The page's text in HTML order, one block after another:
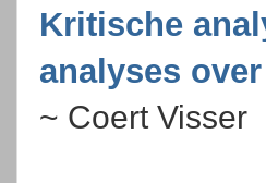
Kritische
analyses
~ Coert Visser